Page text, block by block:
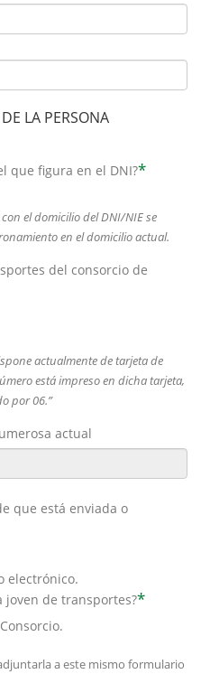
LA PERSONA
que figura en el DNI?*
el domicilio del DNI/NIE se
en el domicilio actual.
del consorcio de
actualmente de tarjeta de
está impreso en dicha tarjeta,
por 06.”
actual
que está enviada o
electrónico.
joven de transportes?*
a este mismo formulario